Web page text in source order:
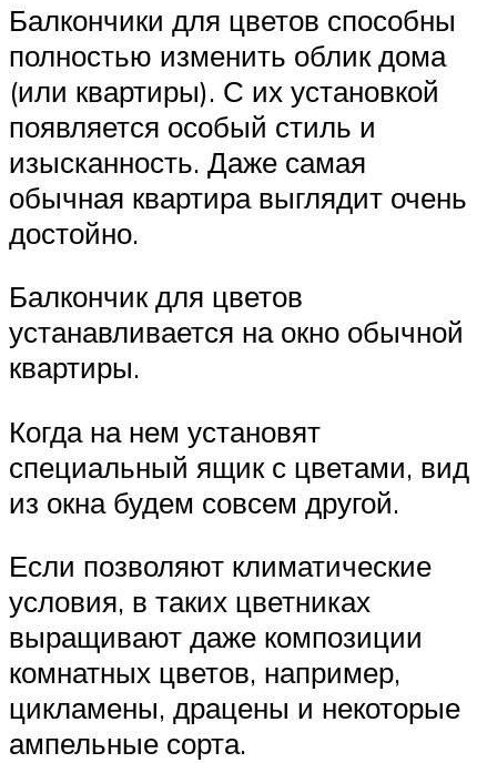
Балкончики для цветов способны
полностью изменить облик дома
(или квартиры). С их установкой
появляется особый стиль и
изысканность. Даже самая
обычная квартира выглядит очень
достойно.
Балкончик для цветов
устанавливается на окно обычной
квартиры.
Когда на нем установят
специальный ящик с цветами, вид
из окна будем совсем другой.
Если позволяют климатические
условия, в таких цветниках
выращивают даже композиции
комнатных цветов, например,
цикламены, драцены и некоторые
ампельные сорта.